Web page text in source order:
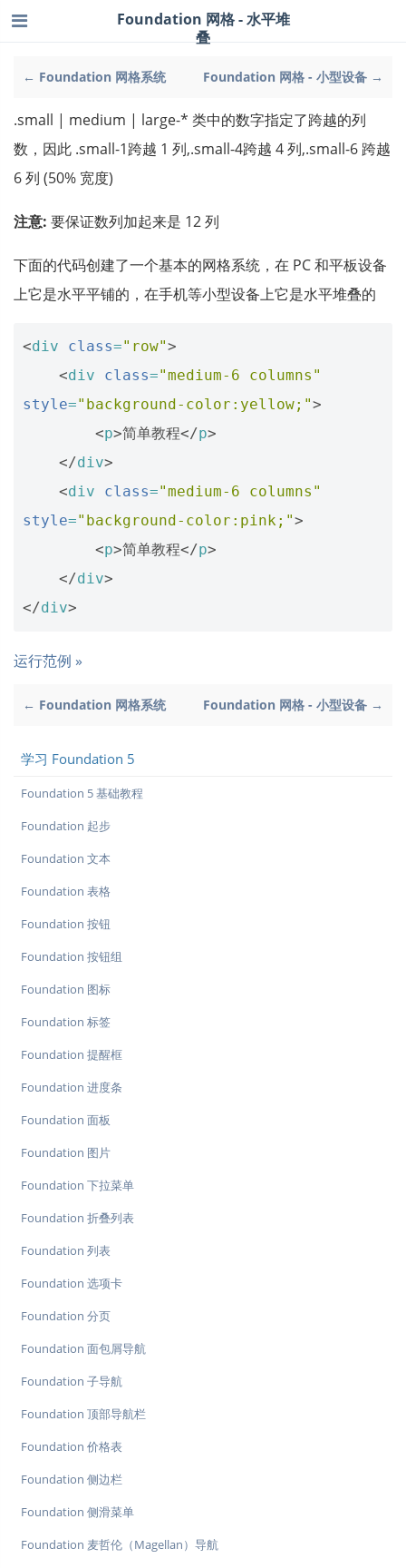
← Foundation 网格系统 Foundation 网格 - 小型设备 →
Foundation 网格 - 水平堆
叠
.small | medium | large-* 类中的数字指定了跨越的列
数，因此 .small-1跨越 1 列,.small-4跨越 4 列,.small-6 跨越
6 列 (50% 宽度)
注意: 要保证数列加起来是 12 列
下面的代码创建了一个基本的网格系统，在 PC 和平板设备
上它是水平平铺的，在手机等小型设备上它是水平堆叠的
<div class="row">
<div class="medium-6 columns"
style="background-color:yellow;">
<p>简单教程</p>
</div>
<div class="medium-6 columns"
style="background-color:pink;">
<p>简单教程</p>
</div>
</div>
运行范例 »
← Foundation 网格系统 Foundation 网格 - 小型设备 →
学习 Foundation 5
Foundation 5 基础教程
Foundation 起步
Foundation 文本
Foundation 表格
Foundation 按钮
Foundation 按钮组
Foundation 图标
Foundation 标签
Foundation 提醒框
Foundation 进度条
Foundation 面板
Foundation 图片
Foundation 下拉菜单
Foundation 折叠列表
Foundation 列表
Foundation 选项卡
Foundation 分页
Foundation 面包屑导航
Foundation 子导航
Foundation 顶部导航栏
Foundation 价格表
Foundation 侧边栏
Foundation 侧滑菜单
Foundation 麦哲伦（Magellan）导航